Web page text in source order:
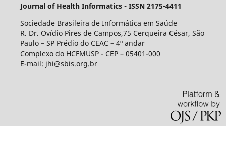
Journal of Health Informatics - ISSN 2175-4411
Sociedade Brasileira de Informática em Saúde
R. Dr. Ovídio Pires de Campos,75 Cerqueira César, São
Paulo – SP Prédio do CEAC – 4º andar
Complexo do HCFMUSP - CEP – 05401-000
E-mail: jhi@sbis.org.br